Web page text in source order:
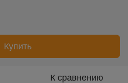
Купить
К сравнению